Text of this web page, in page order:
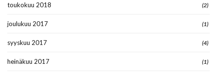
toukokuu 2018 (2)
joulukuu 2017 (1)
syyskuu 2017 (4)
heinäkuu 2017 (1)